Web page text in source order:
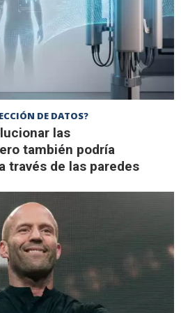
DE DATOS?
las
también podría
través de las paredes